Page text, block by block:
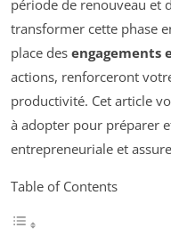
période de renouveau et
transformer cette phase
place des engagements
actions, renforceront
productivité. Cet article
à adopter pour préparer
entrepreneuriale et
Table of Contents